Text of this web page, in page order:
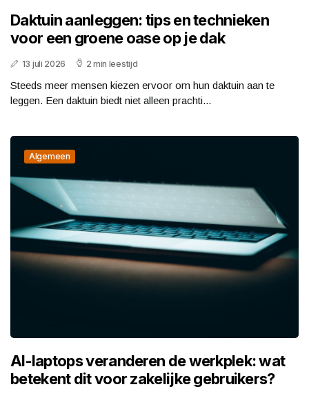
Daktuin aanleggen: tips en technieken
voor een groene oase op je dak
13 juli 2026 2 min leestijd
Steeds meer mensen kiezen ervoor om hun daktuin aan te
leggen. Een daktuin biedt niet alleen prachti...
Algemeen
AI-laptops veranderen de werkplek: wat
betekent dit voor zakelijke gebruikers?